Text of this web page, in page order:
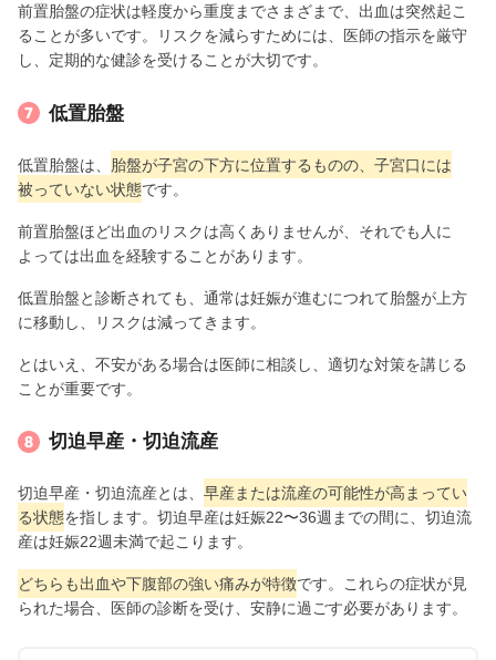
前置胎盤の症状は軽度から重度までさまざまで、出血は突然起こ
ることが多いです。リスクを減らすためには、医師の指示を厳守
し、定期的な健診を受けることが大切です。
低置胎盤
低置胎盤は、 胎盤が子宮の下方に位置するものの、子宮口には
被っていない状態です。
前置胎盤ほど出血のリスクは高くありませんが、それでも人に
よっては出血を経験することがあります。
低置胎盤と診断されても、通常は妊娠が進むにつれて胎盤が上方
に移動し、リスクは減ってきます。
とはいえ、不安がある場合は医師に相談し、適切な対策を講じる
ことが重要です。
切迫早産・切迫流産
切迫早産・切迫流産とは、 早産または流産の可能性が高まってい
る状態を指します。切迫早産は妊娠22〜36週までの間に、切迫流
産は妊娠22週未満で起こります。
どちらも出血や下腹部の強い痛みが特徴です。これらの症状が見
られた場合、医師の診断を受け、安静に過ごす必要があります。